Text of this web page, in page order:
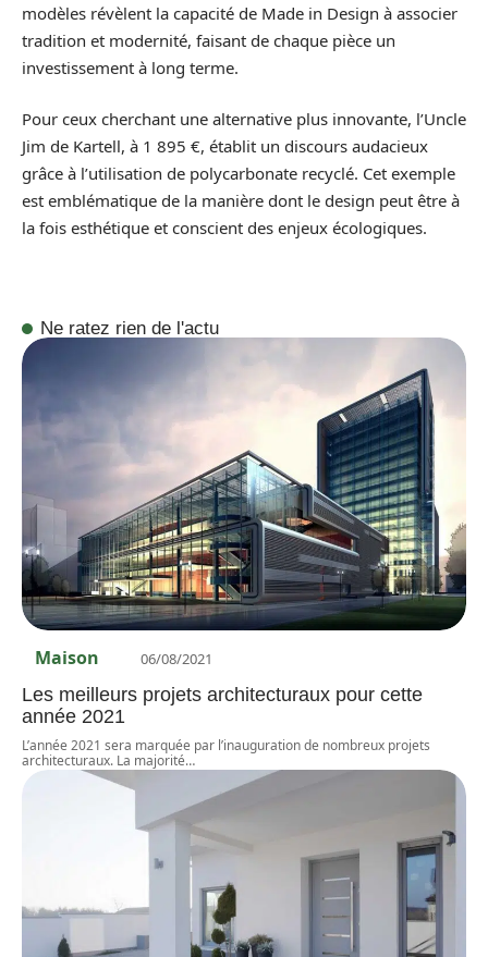
modèles révèlent la capacité de Made in Design à associer
tradition et modernité, faisant de chaque pièce un
investissement à long terme.
Pour ceux cherchant une alternative plus innovante, l’Uncle
Jim de Kartell, à 1 895 €, établit un discours audacieux
grâce à l’utilisation de polycarbonate recyclé. Cet exemple
est emblématique de la manière dont le design peut être à
la fois esthétique et conscient des enjeux écologiques.
Ne ratez rien de l'actu
Maison 06/08/2021
Les meilleurs projets architecturaux pour cette
année 2021
L’année 2021 sera marquée par l’inauguration de nombreux projets
architecturaux. La majorité…